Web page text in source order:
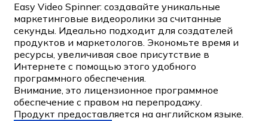
Easy Video Spinner: создавайте уникальные
маркетинговые видеоролики за считанные
секунды. Идеально подходит для создателей
продуктов и маркетологов. Экономьте время и
ресурсы, увеличивая свое присутствие в
Интернете с помощью этого удобного
программного обеспечения.
Внимание, это лицензионное программное
обеспечение с правом на перепродажу.
Продукт предоставляется на английском языке.